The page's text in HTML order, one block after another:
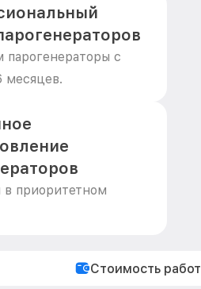
с
месяцев.
в приоритетном
Стоимость работ